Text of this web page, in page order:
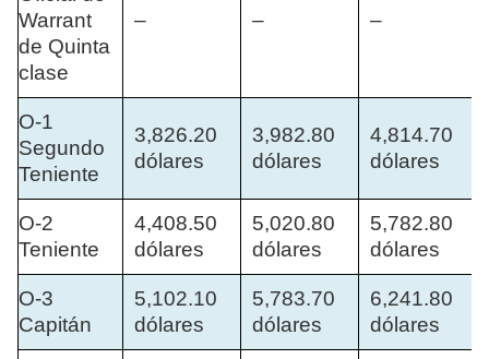
Warrant
de Quinta
clase
– – –
O-1
Segundo
Teniente
3,826.20
dólares
3,982.80
dólares
4,814.70
dólares
O-2
Teniente
4,408.50
dólares
5,020.80
dólares
5,782.80
dólares
O-3
Capitán
5,102.10
dólares
5,783.70
dólares
6,241.80
dólares